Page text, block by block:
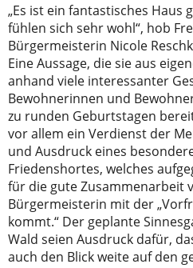
„Es ist ein fantastisches Haus
fühlen sich sehr wohl“, hob
Bürgermeisterin Nicole
Eine Aussage, die sie aus
anhand viele interessanter
Bewohnerinnen und
zu runden Geburtstagen
vor allem ein Verdienst der
und Ausdruck eines
Friedenshortes, welches
für die gute Zusammenarbeit
Bürgermeisterin mit der
kommt.“ Der geplante
Wald seien Ausdruck dafür,
auch den Blick weite auf den